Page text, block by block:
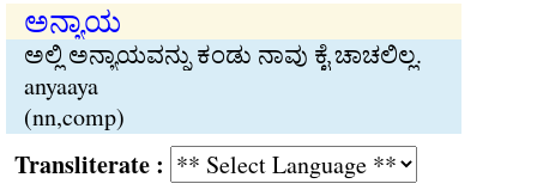
ಅನ್ಯಾಯ
ಅಲ್ಲಿ ಅನ್ಯಾಯವನ್ನು ಕಂಡು ನಾವು ಕೈ ಚಾಚಲಿಲ್ಲ.
anyaaya
(nn,comp)
: